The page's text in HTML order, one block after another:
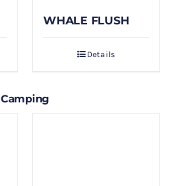
WHALE FLUSH
Details
Camping